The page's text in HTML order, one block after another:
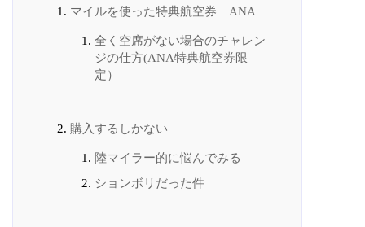
マイルを使った特典航空券 ANA
全く空席がない場合のチャレン
ジの仕方(ANA特典航空券限
定）
購入するしかない
陸マイラー的に悩んでみる
ションボリだった件